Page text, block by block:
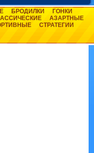
БРОДИЛКИ
ГОНКИ
АЗАРТНЫЕ
СТРАТЕГИИ